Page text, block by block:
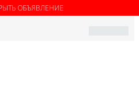
ОБЪЯВЛЕНИЕ